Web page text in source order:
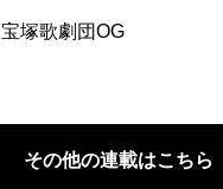
宝塚歌劇団OG
その他の連載はこちら